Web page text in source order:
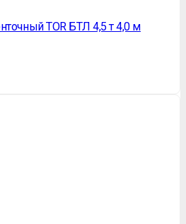
TOR БТЛ 4,5 т 4,0 м